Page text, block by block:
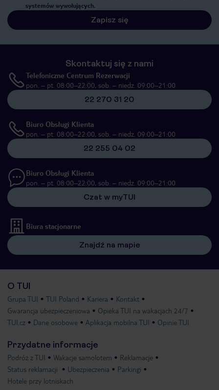
systemów wywołujących.
Zapisz się
Skontaktuj się z nami
Telefoniczne Centrum Rezerwacji
pon. – pt. 08:00–22:00, sob. – niedz. 09:00–21:00
22 270 31 20
Biuro Obsługi Klienta
pon. – pt. 08:00–22:00, sob. – niedz. 09:00–21:00
22 255 04 02
Biuro Obsługi Klienta
pon. – pt. 08:00–22:00, sob. – niedz. 09:00–21:00
Czat w myTUI
Biura stacjonarne
Znajdź na mapie
O TUI
Grupa TUI TUI Poland Kariera
Kontakt
Gwarancja ubezpieczeniowa
Opieka TUI na wakacjach 24/7
TUI.cz
Dane osobowe Aplikacja mobilna TUI Opinie TUI
Przydatne informacje
Podróż z TUI Wakacje samolotem
Reklamacje
Status reklamacji
Ubezpieczenia
Parkingi
Hotele przy lotniskach